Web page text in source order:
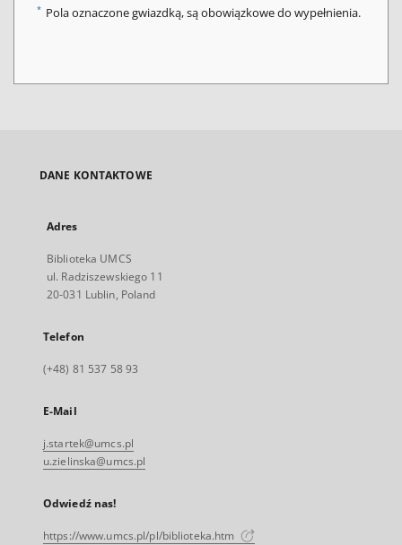
* Pola oznaczone gwiazdką, są obowiązkowe do wypełnienia.
DANE KONTAKTOWE
Adres
Biblioteka UMCS
ul. Radziszewskiego 11
20-031 Lublin, Poland
Telefon
(+48) 81 537 58 93
E-Mail
j.startek@umcs.pl
u.zielinska@umcs.pl
Odwiedź nas!
https://www.umcs.pl/pl/biblioteka.htm